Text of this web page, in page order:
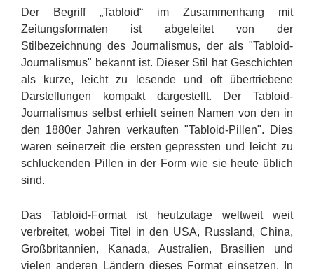
Der Begriff „Tabloid“ im Zusammenhang mit
Zeitungsformaten ist abgeleitet von der
Stilbezeichnung des Journalismus, der als "Tabloid-
Journalismus" bekannt ist. Dieser Stil hat Geschichten
als kurze, leicht zu lesende und oft übertriebene
Darstellungen kompakt dargestellt. Der Tabloid-
Journalismus selbst erhielt seinen Namen von den in
den 1880er Jahren verkauften "Tabloid-Pillen". Dies
waren seinerzeit die ersten gepressten und leicht zu
schluckenden Pillen in der Form wie sie heute üblich
sind.
Das Tabloid-Format ist heutzutage weltweit weit
verbreitet, wobei Titel in den USA, Russland, China,
Großbritannien, Kanada, Australien, Brasilien und
vielen anderen Ländern dieses Format einsetzen. In